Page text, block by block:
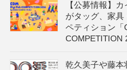
【公募情報】
がタッグ、家具
ペティション「
COMPETITION
乾久美子や藤本